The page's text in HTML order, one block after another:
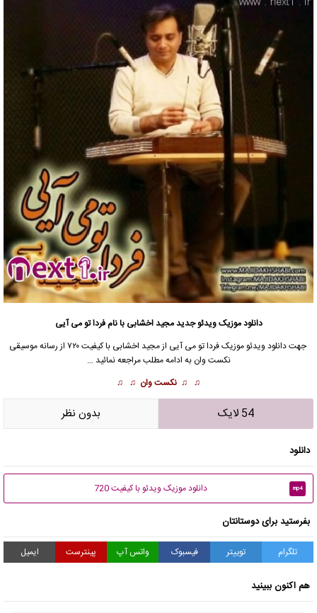
دانلود موزیک ویدئو جدیدمجید اخشابی با نام فردا تو می آیی
جهت دانلود ویدئو موزیکفردا تو می آیی ازمجید اخشابی
با کیفیت ۷۲۰ از رسانه موسیقی
نکست وان به ادامه مطلب مراجعه نمائید …
♫ ♫ نکست وان ♫ ♫
54 لایک بدون نظر
دانلود
mp4 دانلود موزیک ویدئو با کیفیت 720
بفرستید برای دوستانتان
تلگرام توییتر فیسبوک واتس آپ پینترست ایمیل
هم اکنون ببینید